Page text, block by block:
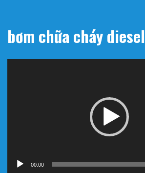
bơm chữa cháy diesel
00:00